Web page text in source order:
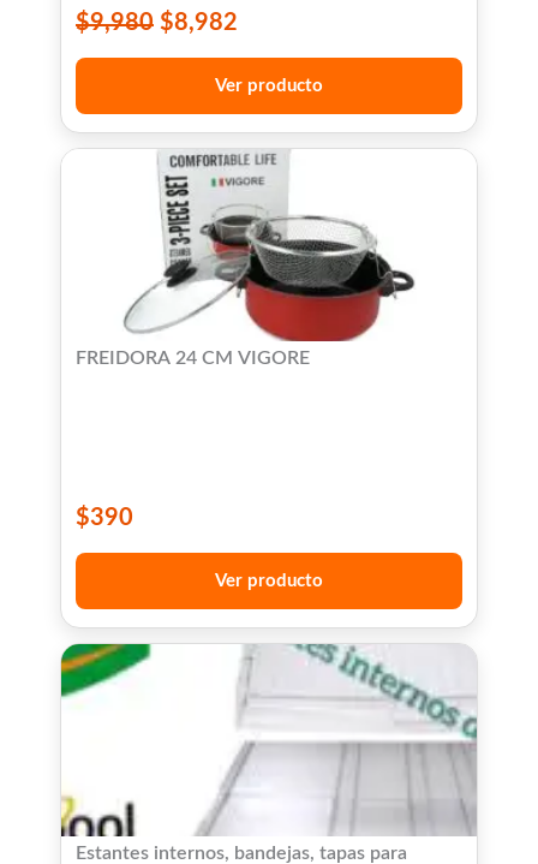
$9,980 $8,982
Ver producto
FREIDORA 24 CM VIGORE
$390
Ver producto
Estantes internos, bandejas, tapas para